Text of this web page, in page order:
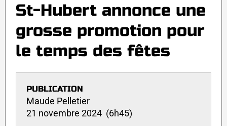
St-Hubert annonce une
grosse promotion pour
le temps des fêtes
PUBLICATION
Maude Pelletier
21 novembre 2024 (6h45)